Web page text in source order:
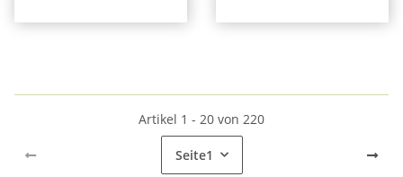
Artikel 1 - 20 von 220
Seite1